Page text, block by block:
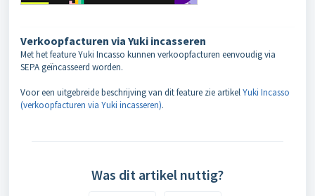
Verkoopfacturen via Yuki incasseren
Met het feature Yuki Incasso kunnen verkoopfacturen eenvoudig via
SEPA geïncasseerd worden.
Voor een uitgebreide beschrijving van dit feature zie artikelYuki Incasso
(verkoopfacturen via Yuki incasseren).
Was dit artikel nuttig?